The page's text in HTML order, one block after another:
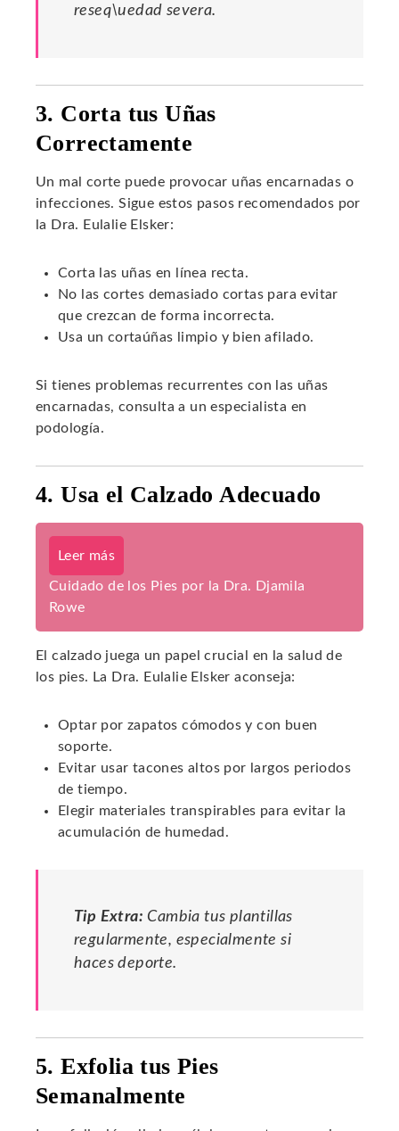
reseq\uedad severa.
3. Corta tus Uñas
Correctamente
Un mal corte puede provocar uñas encarnadas o
infecciones. Sigue estos pasos recomendados por
la Dra. Eulalie Elsker:
Corta las uñas en línea recta.
No las cortes demasiado cortas para evitar
que crezcan de forma incorrecta.
Usa un cortaúñas limpio y bien afilado.
Si tienes problemas recurrentes con las uñas
encarnadas, consulta a un especialista en
podología.
4. Usa el Calzado Adecuado
Leer más
Cuidado de los Pies por la Dra. Djamila
Rowe
El calzado juega un papel crucial en la salud de
los pies. La Dra. Eulalie Elsker aconseja:
Optar por zapatos cómodos y con buen
soporte.
Evitar usar tacones altos por largos periodos
de tiempo.
Elegir materiales transpirables para evitar la
acumulación de humedad.
Tip Extra: Cambia tus plantillas
regularmente, especialmente si
haces deporte.
5. Exfolia tus Pies
Semanalmente